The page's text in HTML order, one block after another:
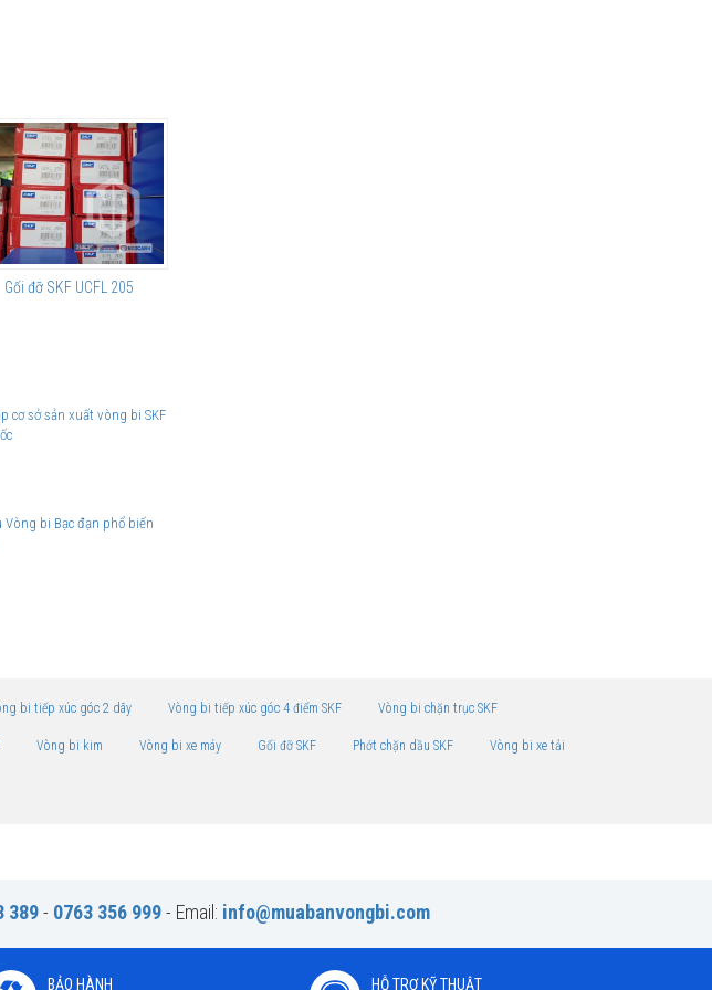
Gối đỡ SKF UCFL 205
cơ sở sản xuất vòng bi SKF
Vòng bi Bạc đạn phổ biến
bi tiếp xúc góc 2 dãy Vòng bi tiếp xúc góc 4 điểm SKF Vòng bi chặn trục SKF
Vòng bi kim Vòng bi xe máy Gối đỡ SKF Phớt chặn dầu SKF Vòng bi xe tải
389- 0763 356 999- Email: info@muabanvongbi.com
BẢO HÀNH HỖ TRỢ KỸ THUẬT